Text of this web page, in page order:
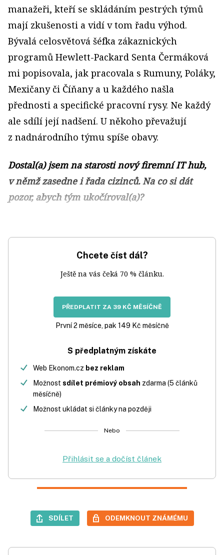
manažeři, kteří se skládáním pestrých týmů
mají zkušenosti a vidí v tom řadu výhod.
Bývalá celosvětová šéfka zákaznických
programů Hewlett-Packard Senta Čermáková
mi popisovala, jak pracovala s Rumuny, Poláky,
Mexičany či Číňany a u každého našla
přednosti a specifické pracovní rysy. Ne každý
ale sdílí její nadšení. U někoho převažují
z nadnárodního týmu spíše obavy.
Dostal(a) jsem na starosti nový firemní IT hub,
v němž zasedne i řada cizinců. Na co si dát
pozor, abych tým ukočíroval(a)?
Chcete číst dál?
Ještě na vás čeká 70 % článku.
PŘEDPLATIT ZA 39 KČ MĚSÍČNĚ
První 2 měsíce, pak 149 Kč měsíčně
S předplatným získáte
Web Ekonom.cz bez reklam
Možnost sdílet prémiový obsah zdarma (5 článků
měsíčně)
Možnost ukládat si články na později
Nebo
Přihlásit se a dočíst článek
SDÍLET ODEMKNOUT ZNÁMÉMU